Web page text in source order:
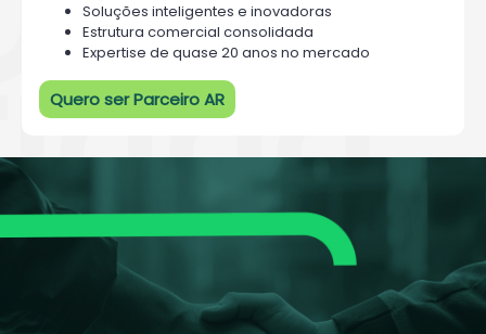
Soluções inteligentes e inovadoras
Estrutura comercial consolidada
Expertise de quase 20 anos no mercado
Quero ser Parceiro AR